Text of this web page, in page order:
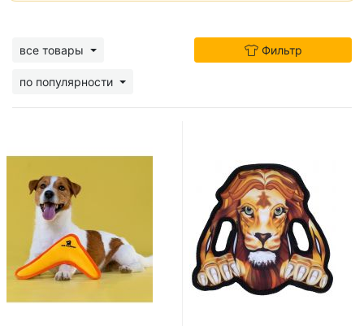
все товары
по популярности
Фильтр